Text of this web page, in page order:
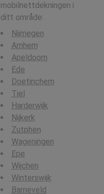
mobilnettdekningen i
ditt område:
Nijmegen
Arnhem
Apeldoorn
Ede
Doetinchem
Tiel
Harderwijk
Nijkerk
Zutphen
Wageningen
Epe
Wijchen
Winterswijk
Barneveld